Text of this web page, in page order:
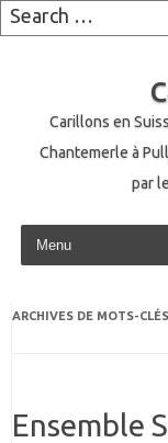
Carillons en
Chantemerle à
par
Skip to content
ARCHIVES DE MOTS-
Ensemble